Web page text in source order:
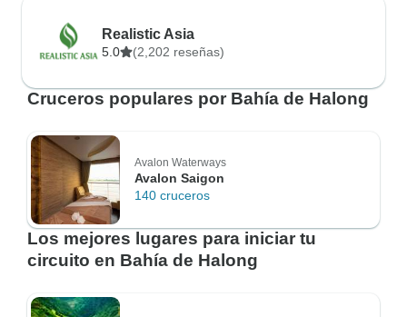
Realistic Asia
5.0 (2,202 reseñas)
Cruceros populares por Bahía de Halong
Avalon Waterways
Avalon Saigon
140 cruceros
Los mejores lugares para iniciar tu
circuito en Bahía de Halong